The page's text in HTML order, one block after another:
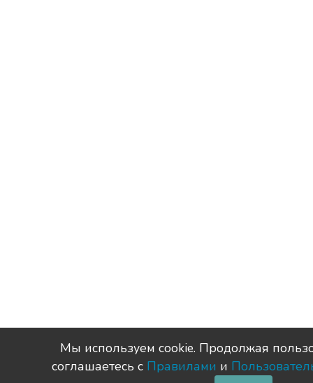
Мы используем сookie. Продолжая
соглашаетесь с Правилами и